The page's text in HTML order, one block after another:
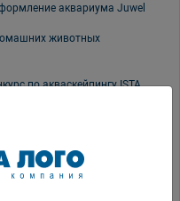
аквариума Juwel
животных
по акваскейпингу ISTA
Mondial 2015.